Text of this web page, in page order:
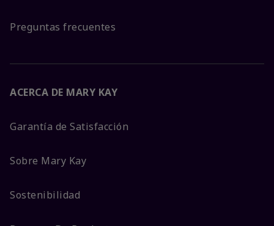
Preguntas frecuentes
ACERCA DE MARY KAY
Garantía de Satisfacción
Sobre Mary Kay
Sostenibilidad